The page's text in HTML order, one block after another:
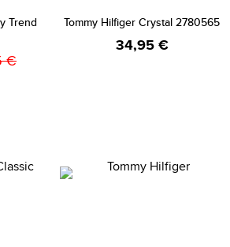
Trend
€
Tommy Hilfiger Crystal 2780565
34,95 €